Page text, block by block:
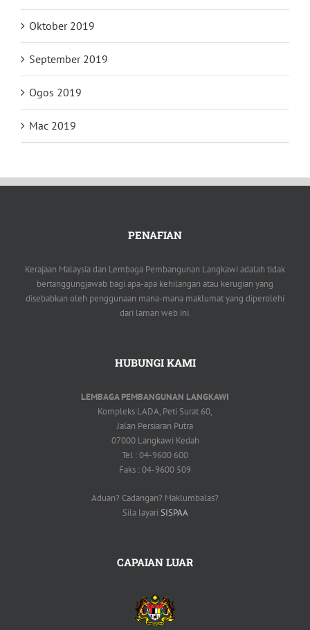
Oktober 2019
September 2019
Ogos 2019
Mac 2019
PENAFIAN
Kerajaan Malaysia dan Lembaga Pembangunan Langkawi adalah tidak
bertanggungjawab bagi apa-apa kehilangan atau kerugian yang
disebabkan oleh penggunaan mana-mana maklumat yang diperolehi
dari laman web ini.
HUBUNGI KAMI
LEMBAGA PEMBANGUNAN LANGKAWI
Kompleks LADA, Peti Surat 60,
Jalan Persiaran Putra
07000 Langkawi Kedah
Tel : 04-9600 600
Faks : 04-9600 509
Aduan? Cadangan? Maklumbalas?
Sila layari SISPAA
CAPAIAN LUAR